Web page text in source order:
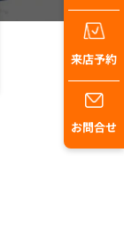
来店予約
お問合せ